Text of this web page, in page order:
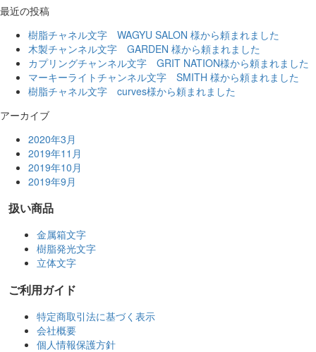
最近の投稿
樹脂チャネル文字 WAGYU SALON 様から頼まれました
木製チャンネル文字 GARDEN 様から頼まれました
カプリングチャンネル文字 GRIT NATION様から頼まれました
マーキーライトチャンネル文字 SMITH 様から頼まれました
樹脂チャネル文字 curves様から頼まれました
アーカイブ
2020年3月
2019年11月
2019年10月
2019年9月
扱い商品
金属箱文字
樹脂発光文字
立体文字
ご利用ガイド
特定商取引法に基づく表示
会社概要
個人情報保護方針